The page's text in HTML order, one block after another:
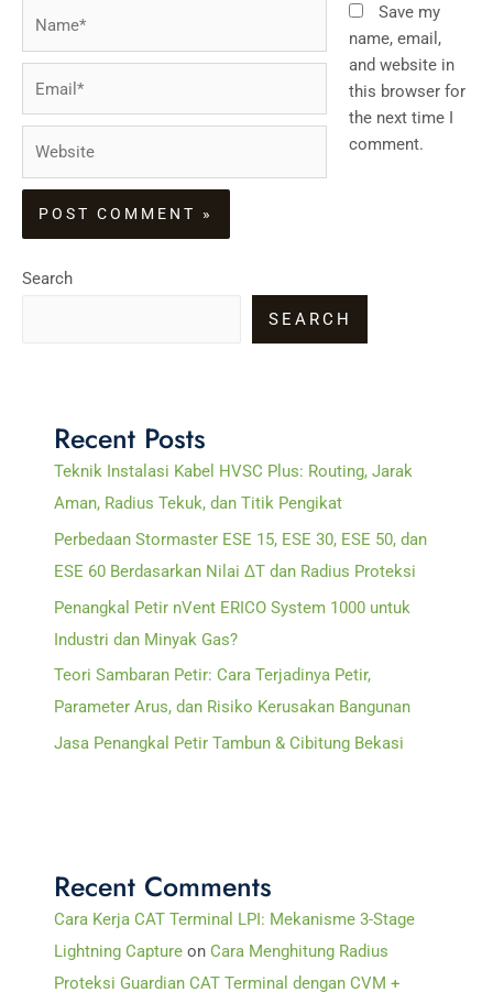
Save my
name, email,
and website in
this browser for
the next time I
comment.
Search
SEARCH
Recent Posts
Teknik Instalasi Kabel HVSC Plus: Routing, Jarak
Aman, Radius Tekuk, dan Titik Pengikat
Perbedaan Stormaster ESE 15, ESE 30, ESE 50, dan
ESE 60 Berdasarkan Nilai ΔT dan Radius Proteksi
Penangkal Petir nVent ERICO System 1000 untuk
Industri dan Minyak Gas?
Teori Sambaran Petir: Cara Terjadinya Petir,
Parameter Arus, dan Risiko Kerusakan Bangunan
Jasa Penangkal Petir Tambun & Cibitung Bekasi
Recent Comments
Cara Kerja CAT Terminal LPI: Mekanisme 3-Stage
Lightning Capture on Cara Menghitung Radius
Proteksi Guardian CAT Terminal dengan CVM +